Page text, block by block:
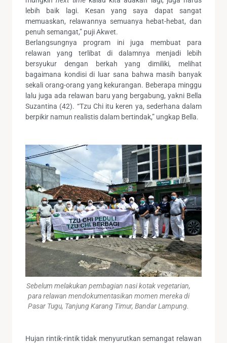
lebih baik lagi. Kesan yang saya dapat sangat
memuaskan, relawannya semuanya hebat-hebat, dan
penuh semangat,” puji Akwet.
Berlangsungnya program ini juga membuat para
relawan yang terlibat di dalamnya menjadi lebih
bersyukur dengan berkah yang dimiliki, melihat
bagaimana kondisi di luar sana bahwa masih banyak
sekali orang-orang yang kekurangan. Beberapa minggu
lalu juga ada relawan baru yang bergabung, yakni Bella
Suzantina (42). “Tzu Chi itu keren ya, sederhana dalam
berpikir namun realistis dalam bertindak,” ungkap Bella.
Sebelum melakukan pembagian nasi kotak vegetarian,
para relawan mendokumentasikan momen mereka di
Pasar Tugu, Tanjung Karang Timur, Bandar Lampung.
Hujan rintik-rintik tidak menyurutkan semangat relawan